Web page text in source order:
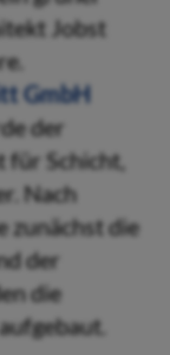
Jobst
GmbH
der
für Schicht,
Nach
zunächst die
der
die